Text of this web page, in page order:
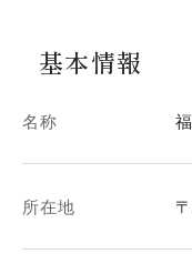
基本情報
名称
所在地